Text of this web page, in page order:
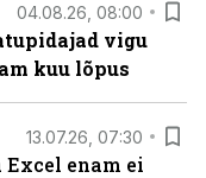
04.08.26, 08:00
vigu
kuu lõpus
13.07.26, 07:30
Excel enam ei